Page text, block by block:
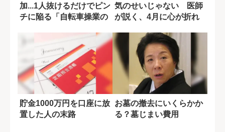
加...1人抜けるだけでピン
チに陥る「自転車操業の
気のせいじゃない 医師
が説く、4月に心が折れ
貯金1000万円を口座に放
置した人の末路
お墓の撤去にいくらかか
る？墓じまい費用